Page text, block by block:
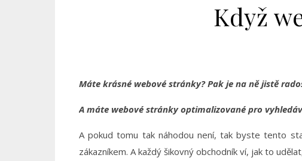
Když
Máte krásné webové stránky? Pak je na ně jistě
A máte webové stránky optimalizované pro
A pokud tomu tak náhodou není, tak byste tento
zákazníkem. A každý šikovný obchodník ví, jak to